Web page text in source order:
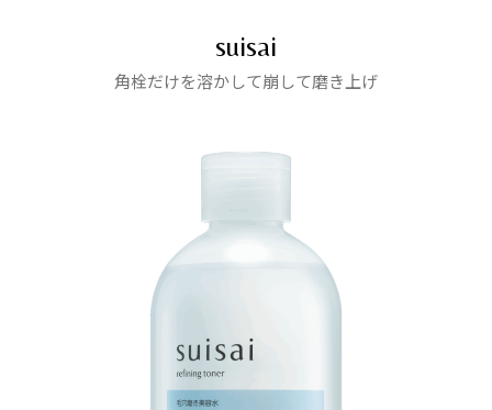
suisai
角栓だけを溶かして崩して磨き上げ